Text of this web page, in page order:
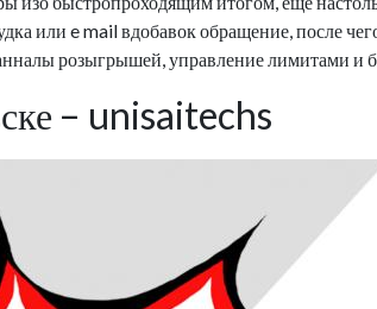
или e mail вдобавок обращение, после
розыгрышей, управление лимитами и
– unisaitechs